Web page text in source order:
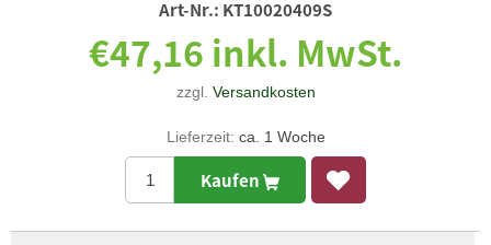
Art-Nr.: KT10020409S
€47,16 inkl. MwSt.
zzgl. Versandkosten
Lieferzeit: ca. 1 Woche
Kaufen